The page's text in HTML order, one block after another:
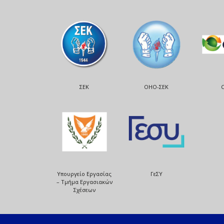
ΣΕΚ ΟΗΟ-ΣΕΚ
Υπουργείο Εργασίας
– Τμήμα Εργασιακών
Σχέσεων
ΓεΣΥ